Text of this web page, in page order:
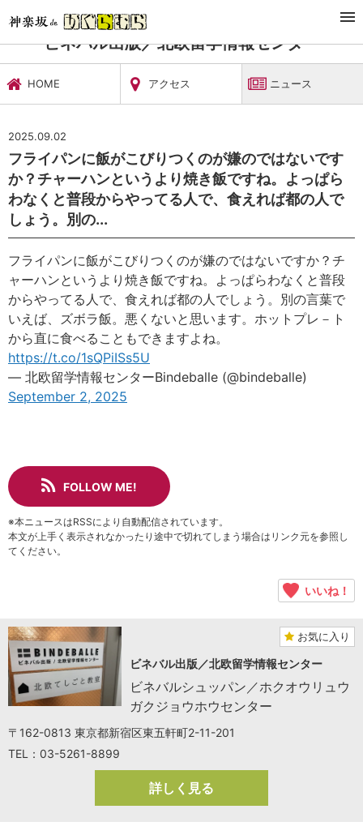
習い事・稽古 ビネバル出版／北欧留学情報センター ニュース
ビネバル出版／北欧留学情報センター
HOME アクセス ニュース
2025.09.02
フライパンに飯がこびりつくのが嫌のではないです
か？チャーハンというより焼き飯ですね。よっぱら
わなくと普段からやってる人で、食えれば都の人で
しょう。別の...
フライパンに飯がこびりつくのが嫌のではないですか？チ
ャーハンというより焼き飯ですね。よっぱらわなくと普段
からやってる人で、食えれば都の人でしょう。別の言葉で
いえば、ズボラ飯。悪くないと思います。ホットプレ－ト
から直に食べることもできますよね。
https://t.co/1sQPiISs5U
— 北欧留学情報センターBindeballe (@bindeballe)
September 2, 2025
FOLLOW ME!
※本ニュースはRSSにより自動配信されています。
本文が上手く表示されなかったり途中で切れてしまう場合はリンク元を参照し
てください。
いいね！
お気に入り
ビネバル出版／北欧留学情報センター
ビネバルシュッパン／ホクオウリュウ
ガクジョウホウセンター
〒162-0813 東京都新宿区東五軒町2-11-201
TEL：03-5261-8899
詳しく見る